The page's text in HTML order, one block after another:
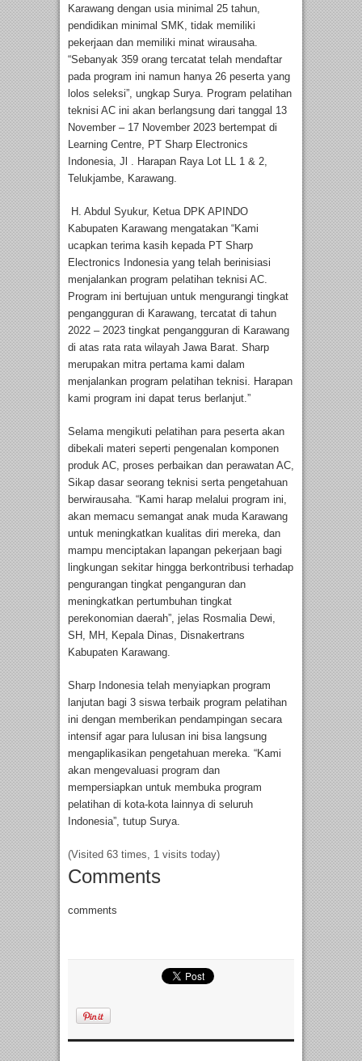
Karawang dengan usia minimal 25 tahun,
pendidikan minimal SMK, tidak memiliki
pekerjaan dan memiliki minat wirausaha.
“Sebanyak 359 orang tercatat telah mendaftar
pada program ini namun hanya 26 peserta yang
lolos seleksi”, ungkap Surya. Program pelatihan
teknisi AC ini akan berlangsung dari tanggal 13
November – 17 November 2023 bertempat di
Learning Centre, PT Sharp Electronics
Indonesia, Jl . Harapan Raya Lot LL 1 & 2,
Telukjambe, Karawang.
H. Abdul Syukur, Ketua DPK APINDO
Kabupaten Karawang mengatakan “Kami
ucapkan terima kasih kepada PT Sharp
Electronics Indonesia yang telah berinisiasi
menjalankan program pelatihan teknisi AC.
Program ini bertujuan untuk mengurangi tingkat
pengangguran di Karawang, tercatat di tahun
2022 – 2023 tingkat pengangguran di Karawang
di atas rata rata wilayah Jawa Barat. Sharp
merupakan mitra pertama kami dalam
menjalankan program pelatihan teknisi. Harapan
kami program ini dapat terus berlanjut.”
Selama mengikuti pelatihan para peserta akan
dibekali materi seperti pengenalan komponen
produk AC, proses perbaikan dan perawatan AC,
Sikap dasar seorang teknisi serta pengetahuan
berwirausaha. “Kami harap melalui program ini,
akan memacu semangat anak muda Karawang
untuk meningkatkan kualitas diri mereka, dan
mampu menciptakan lapangan pekerjaan bagi
lingkungan sekitar hingga berkontribusi terhadap
pengurangan tingkat penganguran dan
meningkatkan pertumbuhan tingkat
perekonomian daerah”, jelas Rosmalia Dewi,
SH, MH, Kepala Dinas, Disnakertrans
Kabupaten Karawang.
Sharp Indonesia telah menyiapkan program
lanjutan bagi 3 siswa terbaik program pelatihan
ini dengan memberikan pendampingan secara
intensif agar para lulusan ini bisa langsung
mengaplikasikan pengetahuan mereka. “Kami
akan mengevaluasi program dan
mempersiapkan untuk membuka program
pelatihan di kota-kota lainnya di seluruh
Indonesia”, tutup Surya.
(Visited 63 times, 1 visits today)
Comments
comments